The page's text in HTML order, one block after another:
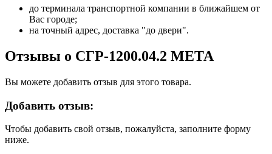
до терминала транспортной компании в ближайшем от
Вас городе;
на точный адрес, доставка "до двери".
Отзывы о СГР-1200.04.2 МЕТА
Вы можете добавить отзыв для этого товара.
Добавить отзыв:
Чтобы добавить свой отзыв, пожалуйста, заполните форму
ниже.